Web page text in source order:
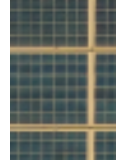
O que a geração Z
Essa geração espera que
preocupem com o meio
Z é composta pelos...